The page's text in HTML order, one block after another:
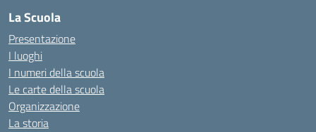
La Scuola
Presentazione
I luoghi
I numeri della scuola
Le carte della scuola
Organizzazione
La storia